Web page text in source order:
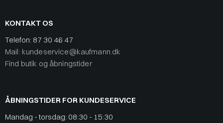
KONTAKT OS
Telefon: 87 30 46 47
Mail: kundeservice@kaufmann.dk
Find butik og åbningstider
ÅBNINGSTIDER FOR KUNDESERVICE
Mandag - torsdag: 08:30 - 15:30